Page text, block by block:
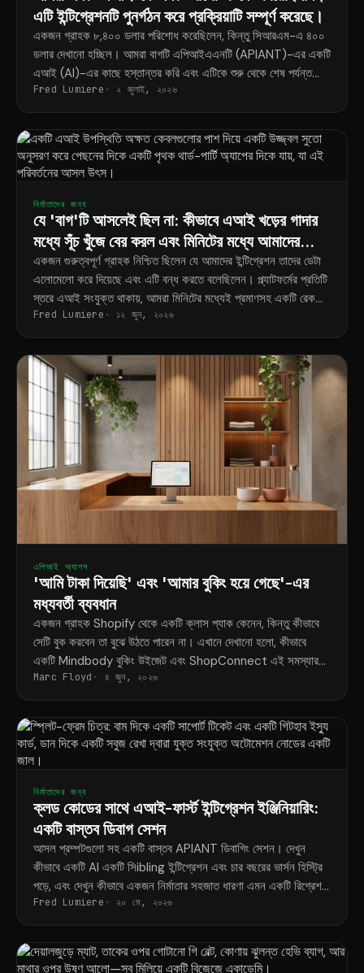
এটি ইন্টিগ্রেশনটি পুনর্গঠন করে প্রক্রিয়াটি সম্পূর্ণ করেছে।
একজন গ্রাহক ৮,৪০০ ডলার পরিশোধ করেছিলেন, কিন্তু সিআরএম-এ ৪০০
ডলার দেখানো হচ্ছিল। আমরা বাগটি এপিআইএএনটি (APIANT)-এর একটি
এআই (AI)-এর কাছে হস্তান্তর করি এবং এটিকে শুরু থেকে শেষ পর্যন্ত
সমস্যাটি নির্ণয়, পুনর্গঠন এবং সমাধানটি পরীক্ষা করতে দিই।
Fred Lumiere ২ জুলাই, ২০২৬
নির্মাতাদের জন্য
যে 'বাগ'টি আসলেই ছিল না: কীভাবে এআই খড়ের গাদার
মধ্যে সূঁচ খুঁজে বের করল এবং মিনিটের মধ্যে আমাদের
ইন্টিগ্রেশনটি ঠিক করে দিল
একজন গুরুত্বপূর্ণ গ্রাহক নিশ্চিত ছিলেন যে আমাদের ইন্টিগ্রেশন তাদের ডেটা
এলোমেলো করে দিয়েছে এবং এটি বন্ধ করতে বলেছিলেন। প্ল্যাটফর্মের প্রতিটি
স্তরে এআই সংযুক্ত থাকায়, আমরা মিনিটের মধ্যেই প্রমাণসহ একটি রেকর্ডের
সম্পূর্ণ ইতিহাস খুঁজে বের করি এবং প্রমাণসহ দেখিয়ে দিই যে পরিবর্তনটি একটি
আপস্ট্রিম থার্ড-পার্টি অ্যাপ থেকেই এসেছে।
Fred Lumiere ১২ জুন, ২০২৬
এপিআই অ্যাপস
'আমি টাকা দিয়েছি' এবং 'আমার বুকিং হয়ে গেছে'-এর
মধ্যবর্তী ব্যবধান
একজন গ্রাহক Shopify থেকে একটি ক্লাস প্যাক কেনেন, কিন্তু কীভাবে
সেটি বুক করবেন তা বুঝে উঠতে পারেন না। এখানে দেখানো হলো, কীভাবে
একটি Mindbody বুকিং উইজেট এবং ShopConnect এই সমস্যার
স্থায়ী সমাধান করে।
Marc Floyd ৪ জুন, ২০২৬
নির্মাতাদের জন্য
ক্লড কোডের সাথে এআই-ফার্স্ট ইন্টিগ্রেশন ইঞ্জিনিয়ারিং:
একটি বাস্তব ডিবাগ সেশন
আসল প্রম্পটগুলো সহ একটি বাস্তব APIANT ডিবাগিং সেশন। দেখুন
কীভাবে একটি AI একটি সিibling ইন্টিগ্রেশন এবং চার বছরের ভার্সন হিস্ট্রি
পড়ে, এবং দেখুন কীভাবে একজন নির্মাতার সহজাত ধারণা এমন একটি রিগ্রেশন
থামিয়ে দেয় যা কোডবেসে কখনও রেকর্ড করা হয়নি।
Fred Lumiere ২০ মে, ২০২৬